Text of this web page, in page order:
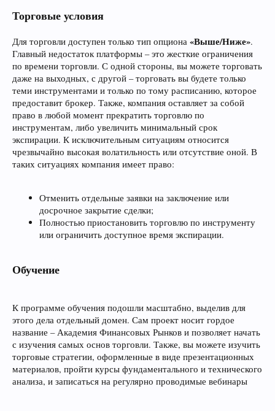
Торговые условия
Для торговли доступен только тип опциона «Выше/Ниже».
Главный недостаток платформы – это жесткие ограничения
по времени торговли. С одной стороны, вы можете торговать
даже на выходных, с другой – торговать вы будете только
теми инструментами и только по тому расписанию, которое
предоставит брокер. Также, компания оставляет за собой
право в любой момент прекратить торговлю по
инструментам, либо увеличить минимальный срок
экспирации. К исключительным ситуациям относится
чрезвычайно высокая волатильность или отсутствие оной. В
таких ситуациях компания имеет право:
Отменить отдельные заявки на заключение или
досрочное закрытие сделки;
Полностью приостановить торговлю по инструменту
или ограничить доступное время экспирации.
Обучение
К программе обучения подошли масштабно, выделив для
этого дела отдельный домен. Сам проект носит гордое
название – Академия Финансовых Рынков и позволяет начать
с изучения самых основ торговли. Также, вы можете изучить
торговые стратегии, оформленные в виде презентационных
материалов, пройти курсы фундаментального и технического
анализа, и записаться на регулярно проводимые вебинары